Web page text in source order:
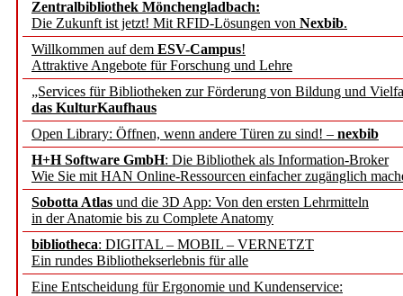
Zentralbibliothek Mönchengladbach:
Die Zukunft ist jetzt! Mit RFID-Lösungen von Nexbib.
Willkommen auf dem ESV-Campus!
Attraktive Angebote für Forschung und Lehre
„Services für Bibliotheken zur Förderung von Bildung und
das KulturKaufhaus
Open Library: Öffnen, wenn andere Türen zu sind! – nexbib
H+H Software GmbH: Die Bibliothek als Information-Broker
Wie Sie mit HAN Online-Ressourcen einfacher zugänglich
Sobotta Atlas und die 3D App: Von den ersten Lehrmitteln
in der Anatomie bis zu Complete Anatomy
bibliotheca: DIGITAL – MOBIL – VERNETZT
Ein rundes Bibliothekserlebnis für alle
Eine Entscheidung für Ergonomie und Kundenservice:
besser zu verstehen
„Leitbegriffe der
des BIÖG erscheinen
jedem Experiment
DFG setzt Förderung
FAIRmat fort